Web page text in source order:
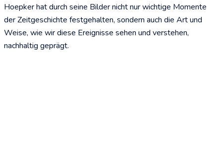
Hoepker hat durch seine Bilder nicht nur wichtige Momente
der Zeitgeschichte festgehalten, sondern auch die Art und
Weise, wie wir diese Ereignisse sehen und verstehen,
nachhaltig geprägt.